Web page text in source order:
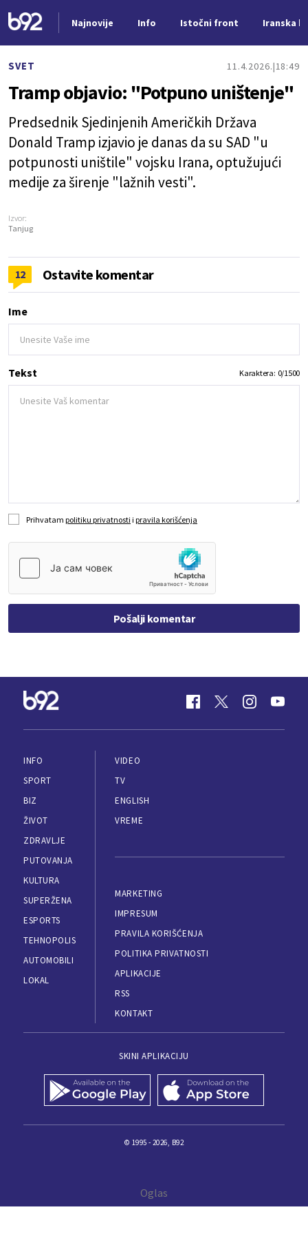
Najnovije Info Istočni front Iranska
SVET 11.4.2026. 18:49
Tramp objavio: "Potpuno uništenje"
Predsednik Sjedinjenih Američkih Država
Donald Tramp izjavio je danas da su SAD "u
potpunosti uništile" vojsku Irana, optužujući
medije za širenje "lažnih vesti".
Izvor:
Tanjug
12 Ostavite komentar
Ime
Tekst Karaktera: 0/1500
Prihvatam politiku privatnosti i pravila korišćenja
Pošalji komentar
INFO
SPORT
BIZ
ŽIVOT
ZDRAVLJE
PUTOVANJA
KULTURA
SUPERŽENA
ESPORTS
TEHNOPOLIS
AUTOMOBILI
LOKAL
VIDEO
TV
ENGLISH
VREME
MARKETING
IMPRESUM
PRAVILA KORIŠĆENJA
POLITIKA PRIVATNOSTI
APLIKACIJE
RSS
KONTAKT
SKINI APLIKACIJU
© 1995 - 2026, B92